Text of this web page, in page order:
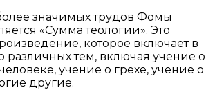
значимых трудов Фомы
«Сумма теологии». Это
которое включает в
различных тем, включая учение о
учение о грехе, учение о
другие.